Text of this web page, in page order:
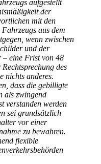
aufgestellt
der
mit den
aus dem
wenn zwischen
und der
– eine Frist von 48
des
nichts anderes.
dass die gebilligte
als zwingend
verstanden werden
sei grundsätzlich
vor einer
zu bewahren.
flexible